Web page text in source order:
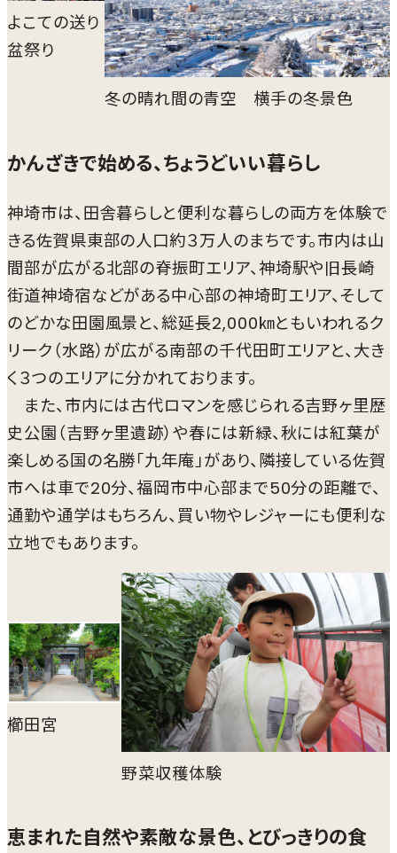
よこての送り
盆祭り
冬の晴れ間の青空 横手の冬景色
かんざきで始める、ちょうどいい暮らし
神埼市は、田舎暮らしと便利な暮らしの両方を体験で
きる佐賀県東部の人口約３万人のまちです。市内は山
間部が広がる北部の脊振町エリア、神埼駅や旧長崎
街道神埼宿などがある中心部の神埼町エリア、そして
のどかな田園風景と、総延長2,000㎞ともいわれるク
リーク（水路）が広がる南部の千代田町エリアと、大き
く３つのエリアに分かれております。
また、市内には古代ロマンを感じられる吉野ヶ里歴
史公園（吉野ヶ里遺跡）や春には新緑、秋には紅葉が
楽しめる国の名勝「九年庵」があり、隣接している佐賀
市へは車で20分、福岡市中心部まで50分の距離で、
通勤や通学はもちろん、買い物やレジャーにも便利な
立地でもあります。
櫛田宮
野菜収穫体験
恵まれた自然や素敵な景色、とびっきりの食